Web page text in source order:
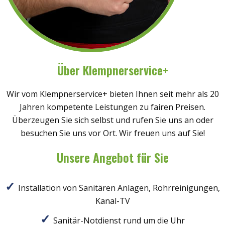
Über Klempnerservice+
Wir vom Klempnerservice+ bieten Ihnen seit mehr als 20
Jahren kompetente Leistungen zu fairen Preisen.
Überzeugen Sie sich selbst und rufen Sie uns an oder
besuchen Sie uns vor Ort. Wir freuen uns auf Sie!
Unsere Angebot für Sie
Installation von Sanitären Anlagen, Rohrreinigungen,
Kanal-TV
Sanitär-Notdienst rund um die Uhr